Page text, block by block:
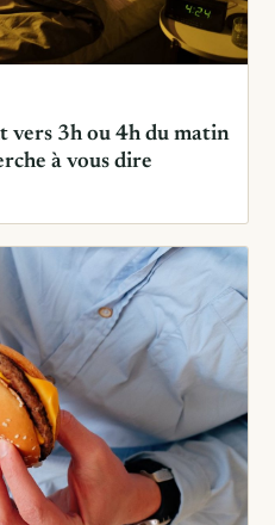
vers 3h ou 4h du matin
à vous dire